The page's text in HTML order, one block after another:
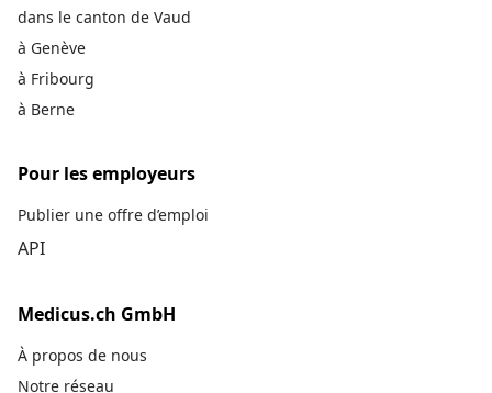
dans le canton de Vaud
à Genève
à Fribourg
à Berne
Pour les employeurs
Publier une offre d’emploi
API
Medicus.ch GmbH
À propos de nous
Notre réseau